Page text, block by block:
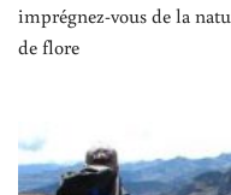
imprégnez-vous de la
de flore